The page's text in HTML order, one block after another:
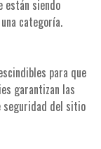
están siendo
categoría.
para que
garantizan las
seguridad del sitio